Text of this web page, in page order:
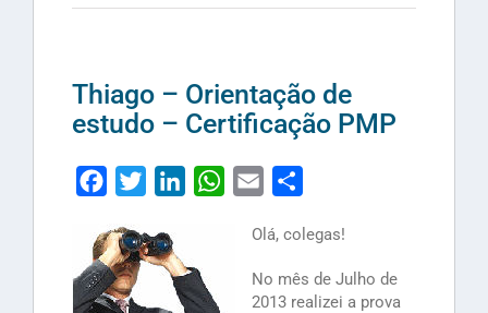
Thiago – Orientação de
estudo – Certificação PMP
FacebookTwitterLinkedInWhatsApp
Email
Olá, colegas!
No mês de Julho de
2013 realizei a prova